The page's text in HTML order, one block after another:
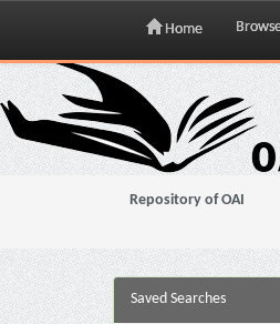
Skip
navigation
Home
Repository of OAI
Saved Searches